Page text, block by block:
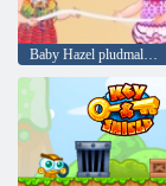
Baby Hazel pludmales ballīte